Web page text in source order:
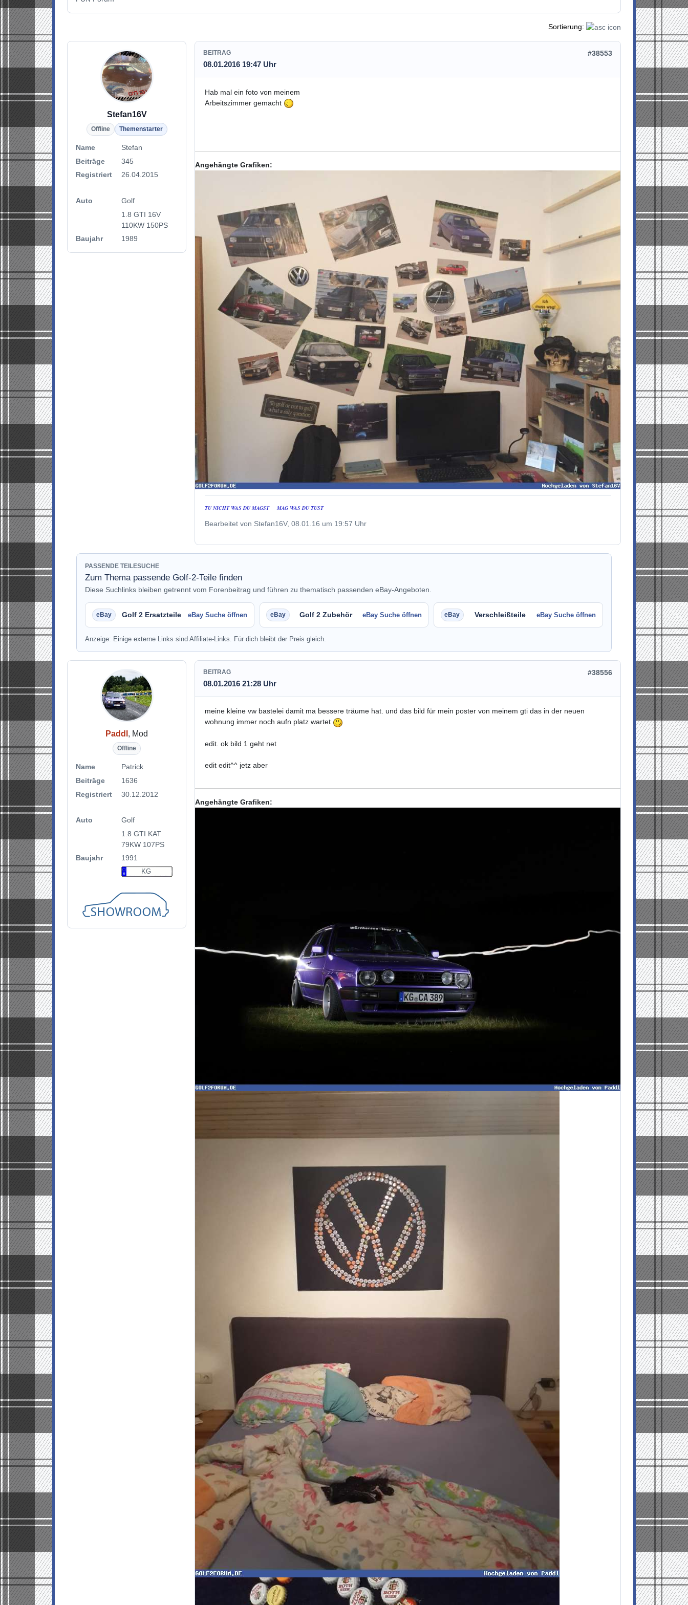
Sortierung:
Stefan16V
Offline Themenstarter
Name
Stefan
Beiträge
345
Registriert
26.04.2015
Auto
Golf
1.8 GTI 16V
110KW 150PS
Baujahr
1989
BEITRAG
08.01.2016 19:47 Uhr
#38553
Hab mal ein foto von meinem
Arbeitszimmer gemacht
Angehängte Grafiken:
TU NICHT WAS DU MAGST MAG WAS DU TUST
Bearbeitet von Stefan16V, 08.01.16 um 19:57 Uhr
PASSENDE TEILESUCHE
Zum Thema passende Golf-2-Teile finden
Diese Suchlinks bleiben getrennt vom Forenbeitrag und führen zu thematisch passenden eBay-Angeboten.
Golf 2 Ersatzteile eBay Suche öffnen Golf 2 Zubehör eBay Suche öffnen Verschleißteile eBay Suche öffnen
Anzeige: Einige externe Links sind Affiliate-Links. Für dich bleibt der Preis gleich.
Paddl , Mod
Offline
Name
Patrick
Beiträge
1636
Registriert
30.12.2012
Auto
Golf
1.8 GTI KAT
79KW 107PS
Baujahr
1991
KG
BEITRAG
08.01.2016 21:28 Uhr
#38556
meine kleine vw bastelei damit ma bessere träume hat. und das bild für mein poster von meinem gti das in der neuen
wohnung immer noch aufn platz wartet
edit. ok bild 1 geht net
edit edit^^ jetz aber
Angehängte Grafiken: